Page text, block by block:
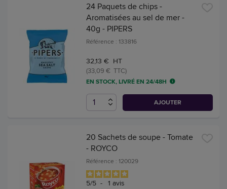
24 Paquets de chips -
Aromatisées au sel de mer -
40g - PIPERS
Référence : 133816
32,13 € HT
(33,09 € TTC)
EN STOCK, LIVRÉ EN 24/48H
AJOUTER
20 Sachets de soupe - Tomate
- ROYCO
Référence : 120029
5/5 - 1 avis